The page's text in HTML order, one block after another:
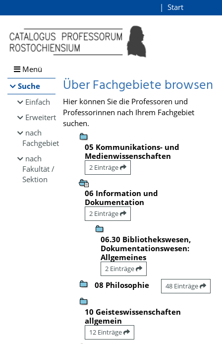
Browsen
direkt zum Inhalt
Start
Menü
Suche
Einfach
Erweitert
nach
Fachgebiet
nach
Fakultät /
Sektion
Über Fachgebiete browsen
Hier können Sie die Professoren und
Professorinnen nach Ihrem Fachgebiet
suchen.
05 Kommunikations- und
Medienwissenschaften
2 Einträge
06 Information und
Dokumentation
2 Einträge
06.30 Bibliothekswesen,
Dokumentationswesen:
Allgemeines
2 Einträge
08 Philosophie 48 Einträge
10 Geisteswissenschaften
allgemein
12 Einträge